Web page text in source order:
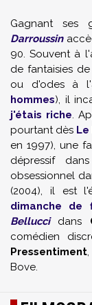
Gagnant ses
Darroussin
90. Souvent à
de fantaisies de
ou d'odes à
hommes), il
j'étais riche.
pourtant dès Le
en 1997), une
dépressif
obsessionnel
(2004), il est
dimanche de
Belluccidans
comédien
Pressentiment
Bove.